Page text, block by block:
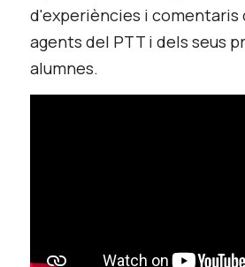
d'experiències i comentaris
agents del PTT i dels seus
alumnes.